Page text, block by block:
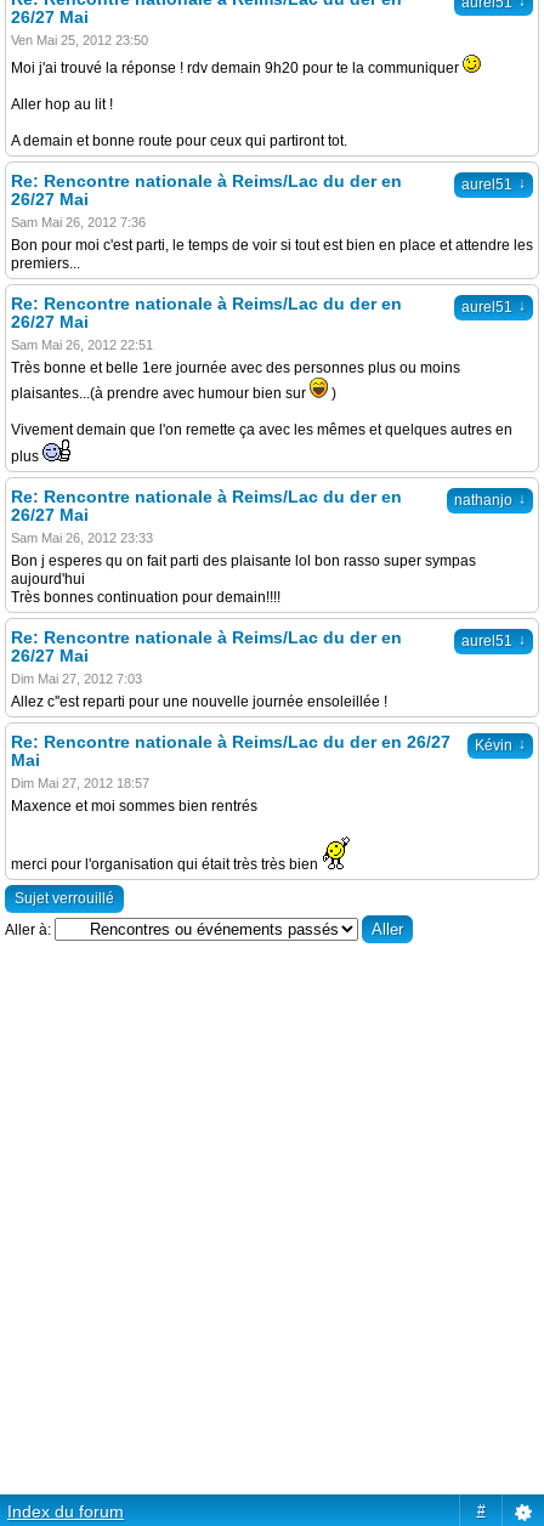
26/27 Mai
Ven Mai 25, 2012 23:50
Moi j'ai trouvé la réponse ! rdv demain 9h20 pour te la communiquer
Aller hop au lit !
A demain et bonne route pour ceux qui partiront tot.
aurel51 ↓
Re: Rencontre nationale à Reims/Lac du der en
26/27 Mai
Sam Mai 26, 2012 7:36
Bon pour moi c'est parti, le temps de voir si tout est bien en place et attendre les
premiers...
aurel51 ↓
Re: Rencontre nationale à Reims/Lac du der en
26/27 Mai
Sam Mai 26, 2012 22:51
Très bonne et belle 1ere journée avec des personnes plus ou moins
plaisantes...(à prendre avec humour bien sur
)
Vivement demain que l'on remette ça avec les mêmes et quelques autres en
plus
nathanjo ↓
Re: Rencontre nationale à Reims/Lac du der en
26/27 Mai
Sam Mai 26, 2012 23:33
Bon j esperes qu on fait parti des plaisante lol bon rasso super sympas
aujourd'hui
Très bonnes continuation pour demain!!!!
aurel51 ↓
Re: Rencontre nationale à Reims/Lac du der en
26/27 Mai
Dim Mai 27, 2012 7:03
Allez c''est reparti pour une nouvelle journée ensoleillée !
Kévin ↓
Re: Rencontre nationale à Reims/Lac du der en 26/27
Mai
Dim Mai 27, 2012 18:57
Maxence et moi sommes bien rentrés
merci pour l'organisation qui était très très bien
Sujet verrouillé
Aller à:
Index du forum #